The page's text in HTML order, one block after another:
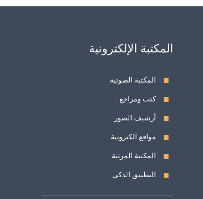
المكتبة الإلكترونية
المكتبة الصوتية
كتب ومراجع
أرشيف الصور
مواقع الكترونية
المكتبة المرئية
التطبيق الذكي